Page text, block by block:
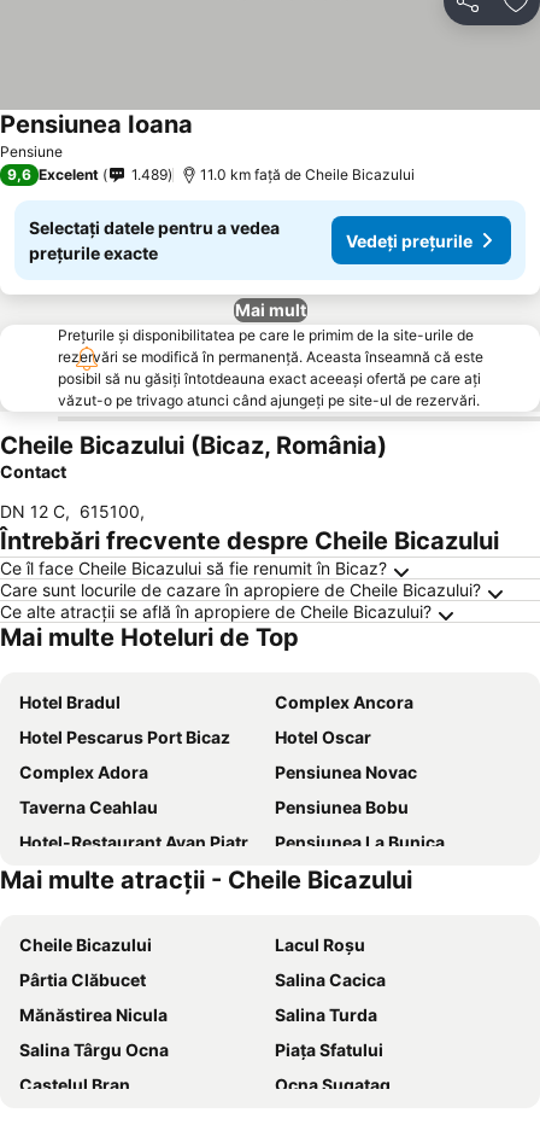
Distribuiți
Pensiune
Pensiunea Ioana
9,6 Excelent 1.489 11.0 km faţă de Cheile Bicazului
Selectați datele pentru a vedea
prețurile exacte
Vedeți prețurile
Mai mult
Prețurile și disponibilitatea pe care le primim de la site-urile de
rezervări se modifică în permanență. Aceasta înseamnă că este
posibil să nu găsiți întotdeauna exact aceeași ofertă pe care ați
văzut-o pe trivago atunci când ajungeți pe site-ul de rezervări.
Cheile Bicazului (Bicaz, România)
Contact
DN 12 C, 615100,
Întrebări frecvente despre Cheile Bicazului
Ce îl face Cheile Bicazului să fie renumit în Bicaz?
Care sunt locurile de cazare în apropiere de Cheile Bicazului?
Ce alte atracții se află în apropiere de Cheile Bicazului?
Mai multe Hoteluri de Top
Hotel Bradul
Complex Ancora
Hotel Pescarus Port Bicaz
Hotel Oscar
Complex Adora
Pensiunea Novac
Taverna Ceahlau
Pensiunea Bobu
Hotel-Restaurant Ayan Piatra Neamt
Pensiunea La Bunica
Hotel Bistrita
Hotel Plutitor Lebăda
Hotel Belvedere
Pensiunea Royal Spa
Pensiunea Sorina Deea
Vila Blanca
Ianis
Vila Ecotur
Mai multe atracții - Cheile Bicazului
Cheile Bicazului
Lacul Roșu
Pârtia Clăbucet
Salina Cacica
Mănăstirea Nicula
Salina Turda
Salina Târgu Ocna
Piața Sfatului
Castelul Bran
Ocna Șugatag